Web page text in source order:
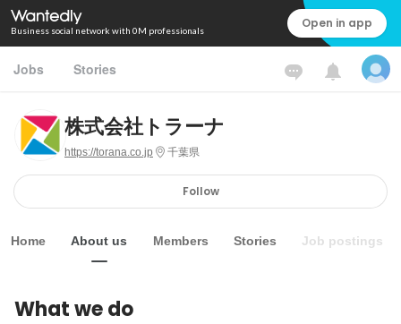
Business social network with 0M professionals Open in app
Jobs Stories
株式会社トラーナ
https://torana.co.jp 千葉県
Follow
Home About us Members Stories Job postings
What we do